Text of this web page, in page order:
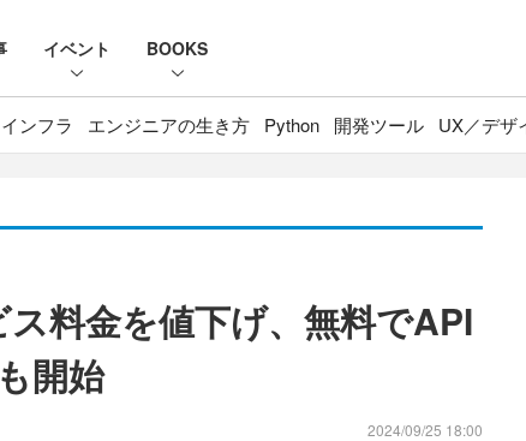
イベント BOOKS
インフラ エンジニアの生き方 Python 開発ツール UX／デザ
料金を値下げ、無料でAPI
開始
2024/09/25 18:00